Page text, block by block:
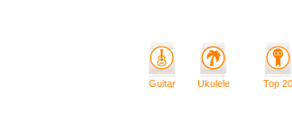
Guitar Ukulele Top 20